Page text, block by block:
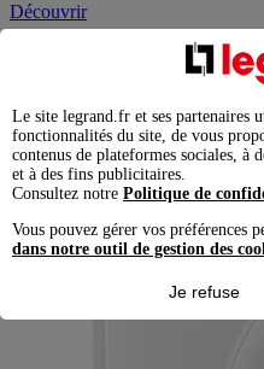
Découvrir
Le site legrand.fr et ses partenaires
fonctionnalités du site, de vous
contenus de plateformes sociales, à
et à des fins publicitaires.
Consultez notre Politique de
Vous pouvez gérer vos préférences
dans notre outil de gestion des
Je refuse